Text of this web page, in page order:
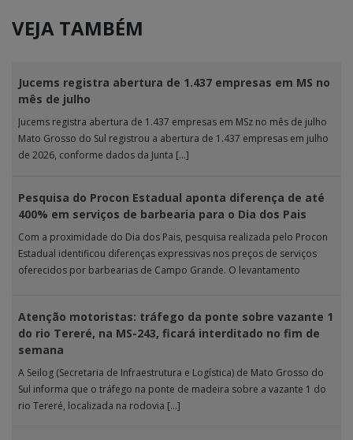
VEJA TAMBÉM
Jucems registra abertura de 1.437 empresas em MS no
mês de julho
Jucems registra abertura de 1.437 empresas em MSz no mês de julho
Mato Grosso do Sul registrou a abertura de 1.437 empresas em julho
de 2026, conforme dados da Junta […]
Pesquisa do Procon Estadual aponta diferença de até
400% em serviços de barbearia para o Dia dos Pais
Com a proximidade do Dia dos Pais, pesquisa realizada pelo Procon
Estadual identificou diferenças expressivas nos preços de serviços
oferecidos por barbearias de Campo Grande. O levantamento
Atenção motoristas: tráfego da ponte sobre vazante 1
do rio Tereré, na MS-243, ficará interditado no fim de
semana
A Seilog (Secretaria de Infraestrutura e Logística) de Mato Grosso do
Sul informa que o tráfego na ponte de madeira sobre a vazante 1 do
rio Tereré, localizada na rodovia […]